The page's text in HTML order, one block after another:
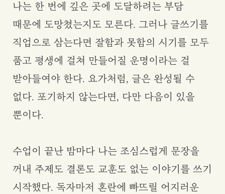
나는 한 번에 깊은 곳에 도달하려는 부담
때문에 도망쳤는지도 모른다. 그러나 글쓰기를
직업으로 삼는다면 잘함과 못함의 시기를 모두
품고 평생에 걸쳐 만들어질 운명이라는 걸
받아들여야 한다. 요가처럼, 글은 완성될 수
없다. 포기하지 않는다면, 다만 다음이 있을
뿐이다.
수업이 끝난 밤마다 나는 조심스럽게 문장을
꺼내 주제도 결론도 교훈도 없는 이야기를 쓰기
시작했다. 독자마저 혼란에 빠뜨릴 어지러운